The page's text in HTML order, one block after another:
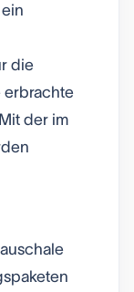
die
erbrachte
der im